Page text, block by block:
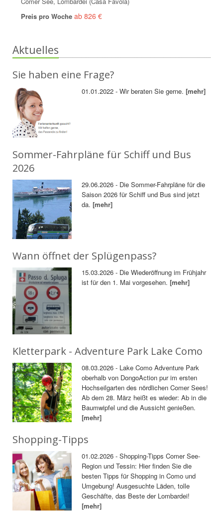
Preis pro Woche ab 826 €
Aktuelles
Sie haben eine Frage?
01.01.2022 - Wir beraten Sie gerne.[mehr]
Sommer-Fahrpläne für Schiff und Bus
2026
29.06.2026 - Die Sommer-Fahrpläne für die
Saison 2026 für Schiff und Bus sind jetzt
da.[mehr]
Wann öffnet der Splügenpass?
15.03.2026 - Die Wiederöffnung im Frühjahr
ist für den 1. Mai vorgesehen.[mehr]
Kletterpark - Adventure Park Lake Como
08.03.2026 - Lake Como Adventure Park
oberhalb von DongoAction pur im ersten
Hochseilgarten des nördlichen Comer Sees!
Ab dem 28. März heißt es wieder: Ab in die
Baumwipfel und die Aussicht genießen.
[mehr]
Shopping-Tipps
01.02.2026 - Shopping-Tipps Comer See-
Region und Tessin: Hier finden Sie die
besten Tipps für Shopping in Como und
Umgebung! Ausgesuchte Läden, tolle
Geschäfte, das Beste der Lombardei!
[mehr]